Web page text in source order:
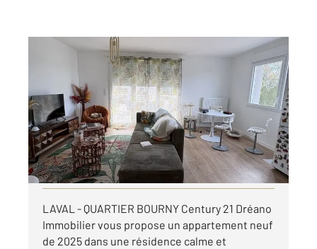
, 3 pièces
Ref : 13201
Appartement F3 à louer
770 €
par mois charges comprises
Visiter le site dédié
LAVAL - QUARTIER BOURNY Century 21 Dréano
Immobilier vous propose un appartement neuf
de 2025 dans une résidence calme et